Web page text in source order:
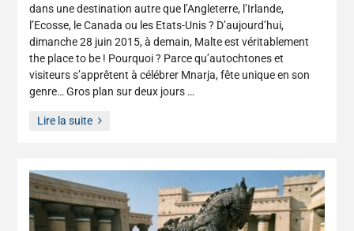
dans une destination autre que l’Angleterre, l’Irlande,
l’Ecosse, le Canada ou les Etats-Unis ? D’aujourd’hui,
dimanche 28 juin 2015, à demain, Malte est véritablement
the place to be ! Pourquoi ? Parce qu’autochtones et
visiteurs s’apprêtent à célébrer Mnarja, fête unique en son
genre… Gros plan sur deux jours …
Lire la suite